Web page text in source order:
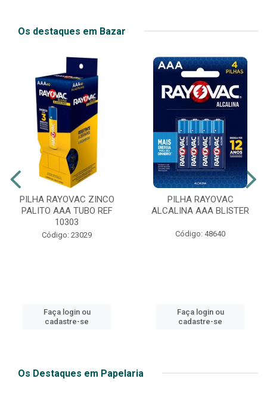
Os destaques em Bazar
PILHA RAYOVAC ZINCO
PALITO AAA TUBO REF
10303
Código: 23029
Faça login ou
cadastre-se
PILHA RAYOVAC
ALCALINA AAA BLISTER
Código: 48640
Faça login ou
cadastre-se
Os Destaques em Papelaria